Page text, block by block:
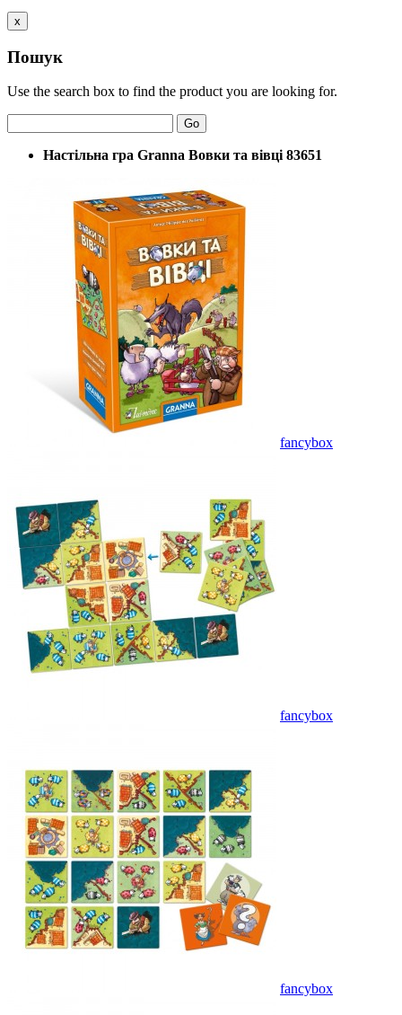
x
Пошук
Use the search box to find the product you are looking for.
Go
Настільна гра Granna Вовки та вівці 83651
fancybox
fancybox
fancybox